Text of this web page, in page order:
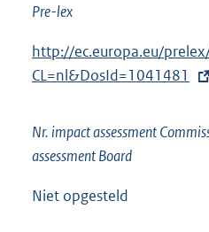
Pre-lex
E
x
e
e
http://ec.europa.eu/
CL=nl&DosId=1041481
Nr. impact assessment
assessment Board
Niet opgesteld